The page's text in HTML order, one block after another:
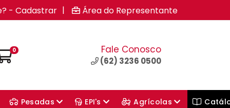
- Cadastrar | Área do Representante
0 Fale Conosco
(62) 3236 0500
Pesadas EPI's Agrícolas